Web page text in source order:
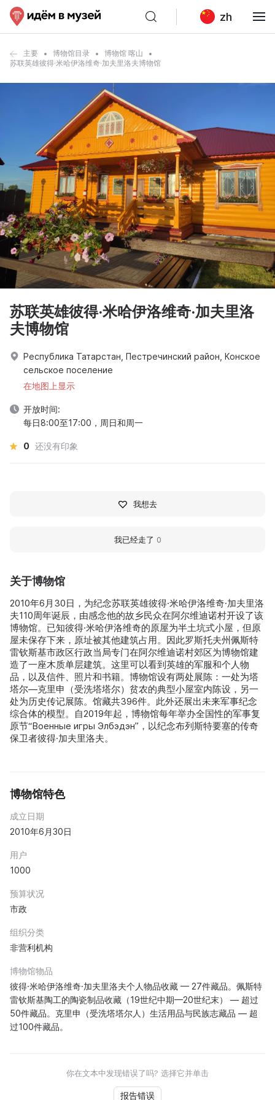
zh
主要 博物馆目录
博物馆 喀山
苏联英雄彼得·米哈伊洛维奇·加夫里洛夫博物馆
关于博物馆
2010年6月30日，为纪念苏联英雄彼得·米哈伊洛维奇·加夫里洛
夫110周年诞辰，由感念他的故乡民众在阿尔维迪诺村开设了该
博物馆。已知彼得·米哈伊洛维奇的原屋为半土坑式小屋，但原
屋未保存下来，原址被其他建筑占用。因此罗斯托夫州佩斯特
雷钦斯基市政区行政当局专门在阿尔维迪诺村郊区为博物馆建
造了一座木质单层建筑。这里可以看到英雄的军服和个人物
品，以及信件、照片和书籍。博物馆设有两处展陈：一处为塔
塔尔—克里申（受洗塔塔尔）贫农的典型小屋室内陈设，另一
处为历史传记展陈。馆藏共396件。此外还展出未来军事纪念
综合体的模型。自2019年起，博物馆每年举办全国性的军事复
原节“Военные игры Элбэдэн”，以纪念布列斯特要塞的传奇
保卫者彼得·加夫里洛夫。
博物馆特色
成立日期
2010年6月30日
用户
1000
预算状况
市政
组织分类
非营利机构
博物馆物品
彼得·米哈伊洛维奇·加夫里洛夫个人物品收藏 — 27件藏品。佩斯特
雷钦斯基陶工的陶瓷制品收藏（19世纪中期—20世纪末） — 超过
50件藏品。克里申（受洗塔塔尔人）生活用品与民族志藏品 — 超
过100件藏品。
你在文本中发现错误了吗? 选择它并单击
报告错误
苏联英雄彼得·米哈伊洛维奇·加夫里洛
夫博物馆
Республика Татарстан, Пестречинский район, Конское
сельское поселение
在地图上显示
开放时间:
每日8:00至17:00，周日和周一
0 还没有印象
我想去
我已经走了 0